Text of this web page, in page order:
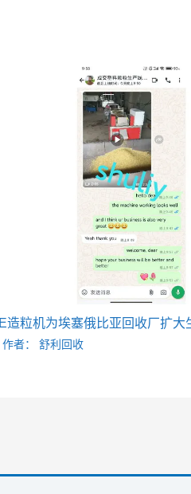
造粒机为埃塞俄比亚回收厂扩大
者： 舒利回收